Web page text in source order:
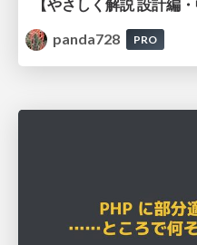
panda728
PRO